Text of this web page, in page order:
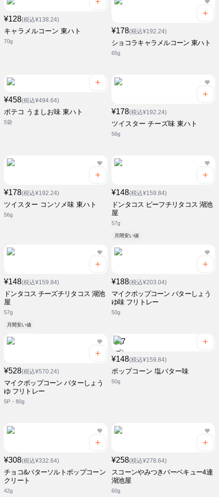
¥128(税込¥138.24)
キャラメルコーン 東ハト
70g
¥178(税込¥192.24)
ショコラキャラメルコーン 東ハト
65g
¥458(税込¥494.64)
ポテコ うましお味 東ハト
5袋
¥178(税込¥192.24)
ツイスター チーズ味 東ハト
56g
¥178(税込¥192.24)
ツイスター コンソメ味 東ハト
56g
¥148(税込¥159.84)
ドンタコス ビーフチリタコス 湖池
屋
57g
月間安い値
¥148(税込¥159.84)
ドンタコス チーズチリタコス 湖池
屋
57g
月間安い値
¥188(税込¥203.04)
マイクポップコーン バターしょう
ゆ味 フリトレー
50g
¥528(税込¥570.24)
マイクポップコーン バターしょう
ゆ フリトレー
5P・80g
¥148(税込¥159.84)
ポップコーン 塩バター味
50g
¥308(税込¥332.64)
チョコ&バターソルトポップコーン
クリート
42g
¥258(税込¥278.64)
スコーンやみつきバーベキュー4連
湖池屋
60g